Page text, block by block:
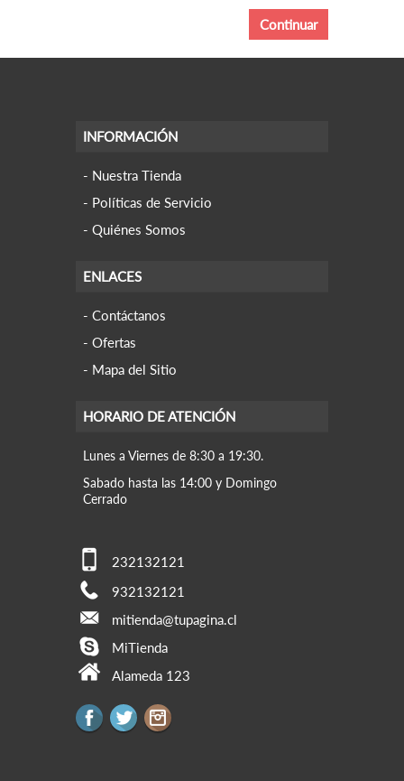
INFORMACIÓN
Nuestra Tienda
Políticas de Servicio
Quiénes Somos
ENLACES
Contáctanos
Ofertas
Mapa del Sitio
HORARIO DE ATENCIÓN
Lunes a Viernes de 8:30 a 19:30.
Sabado hasta las 14:00 y Domingo
Cerrado
232132121
932132121
mitienda@tupagina.cl
MiTienda
Alameda 123